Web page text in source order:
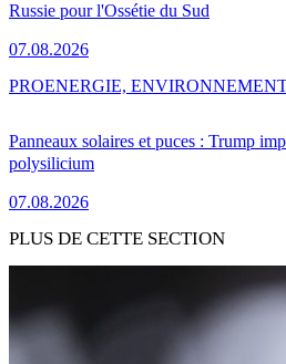
Russie pour l'Ossétie du Sud
07.08.2026
Panneaux solaires et puces : Trump
polysilicium
07.08.2026
PROENERGIE,
PLUS DE CETTE SECTION